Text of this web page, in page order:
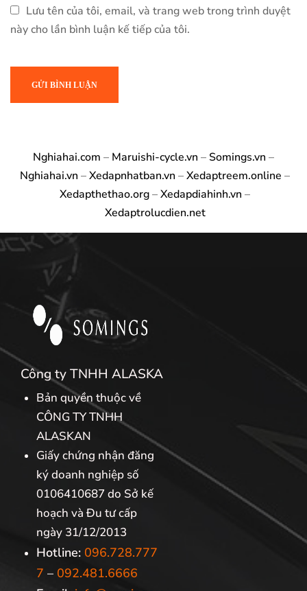
Lưu tên của tôi, email, và trang web trong trình duyệt
này cho lần bình luận kế tiếp của tôi.
Nghiahai.com – Maruishi-cycle.vn – Somings.vn –
Nghiahai.vn –Xedapnhatban.vn –Xedaptreem.online –
Xedapthethao.org–Xedapdiahinh.vn –
Xedaptrolucdien.net
Công ty TNHH ALASKA
Bản quyền thuộc về
CÔNG TY TNHH
ALASKAN
Giấy chứng nhận đăng
ký doanh nghiệp số
0106410687 do Sở kế
hoạch và Đu tư cấp
ngày 31/12/2013
Hotline: 096.728.777
7 – 092.481.6666